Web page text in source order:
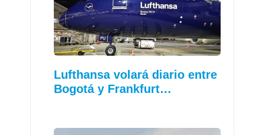
Lufthansa volará diario entre
Bogotá y Frankfurt…